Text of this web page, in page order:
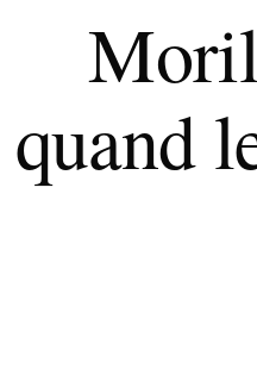
quand